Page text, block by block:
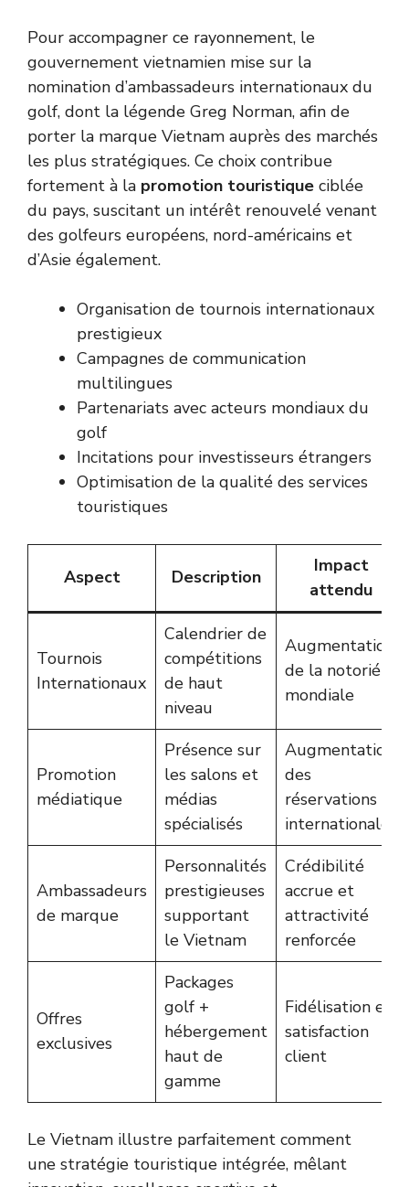
Pour accompagner ce rayonnement, le
gouvernement vietnamien mise sur la
nomination d’ambassadeurs internationaux du
golf, dont la légende Greg Norman, afin de
porter la marque Vietnam auprès des marchés
les plus stratégiques. Ce choix contribue
fortement à la promotion touristique ciblée
du pays, suscitant un intérêt renouvelé venant
des golfeurs européens, nord-américains et
d’Asie également.
Organisation de tournois internationaux
prestigieux
Campagnes de communication
multilingues
Partenariats avec acteurs mondiaux du
golf
Incitations pour investisseurs étrangers
Optimisation de la qualité des services
touristiques
Aspect Description
Impact
attendu
Tournois
Internationaux
Calendrier de
compétitions
de haut
niveau
Augmentation
de la notoriété
mondiale
Promotion
médiatique
Présence sur
les salons et
médias
spécialisés
Augmentation
des
réservations
internationales
Ambassadeurs
de marque
Personnalités
prestigieuses
supportant
le Vietnam
Crédibilité
accrue et
attractivité
renforcée
Offres
exclusives
Packages
golf +
hébergement
haut de
gamme
Fidélisation et
satisfaction
client
Le Vietnam illustre parfaitement comment
une stratégie touristique intégrée, mêlant